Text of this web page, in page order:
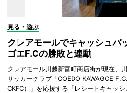
見る・遊ぶ
クレアモールでキャッシュ
ゴエF.Cの勝敗と連動
クレアモール川越新富町商店街が現在、
サッカークラブ「COEDO KAWAGOE
CKFC）」を応援する「レシートキャッ